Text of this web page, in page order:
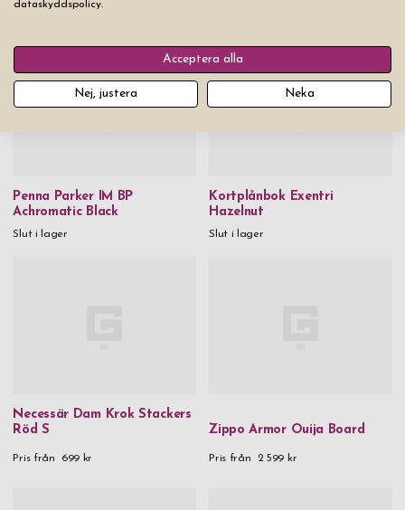
Pris från 399 kr
Penna Parker IM BP
Achromatic Black
Slut i lager
Kortplånbok Exentri
Hazelnut
Slut i lager
Necessär Dam Krok Stackers
Röd S
Pris från 699 kr
Zippo Armor Ouija Board
Pris från 2 599 kr
dataskyddspolicy.
Acceptera alla
Nej, justera Neka